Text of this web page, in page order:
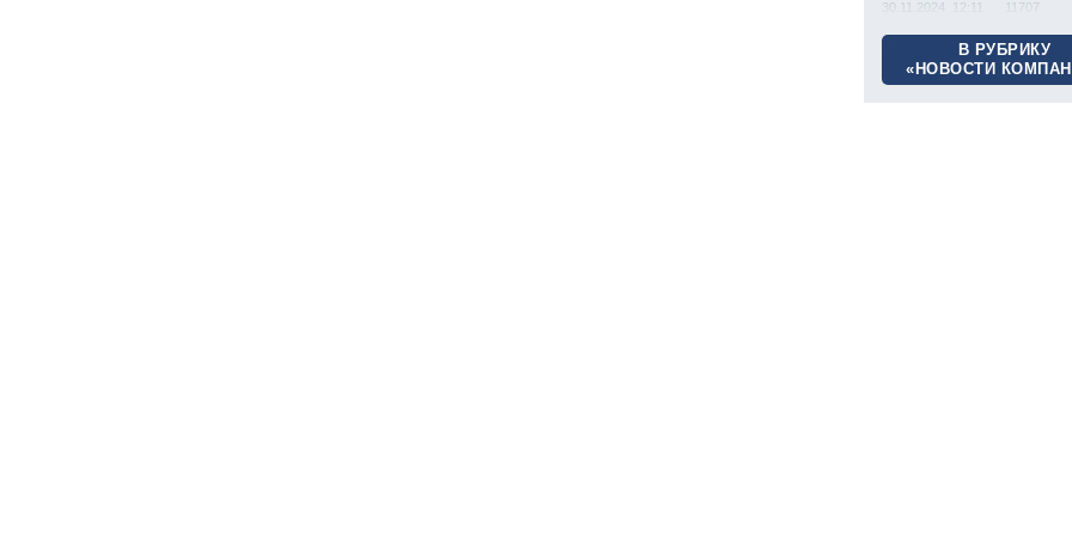
30.11.2024 12:11 11707
В РУБРИКУ
«НОВОСТИ